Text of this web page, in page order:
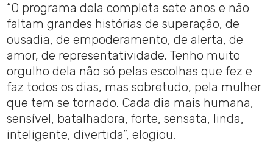
“O programa dela completa sete anos e não
faltam grandes histórias de superação, de
ousadia, de empoderamento, de alerta, de
amor, de representatividade. Tenho muito
orgulho dela não só pelas escolhas que fez e
faz todos os dias, mas sobretudo, pela mulher
que tem se tornado. Cada dia mais humana,
sensível, batalhadora, forte, sensata, linda,
inteligente, divertida”, elogiou.